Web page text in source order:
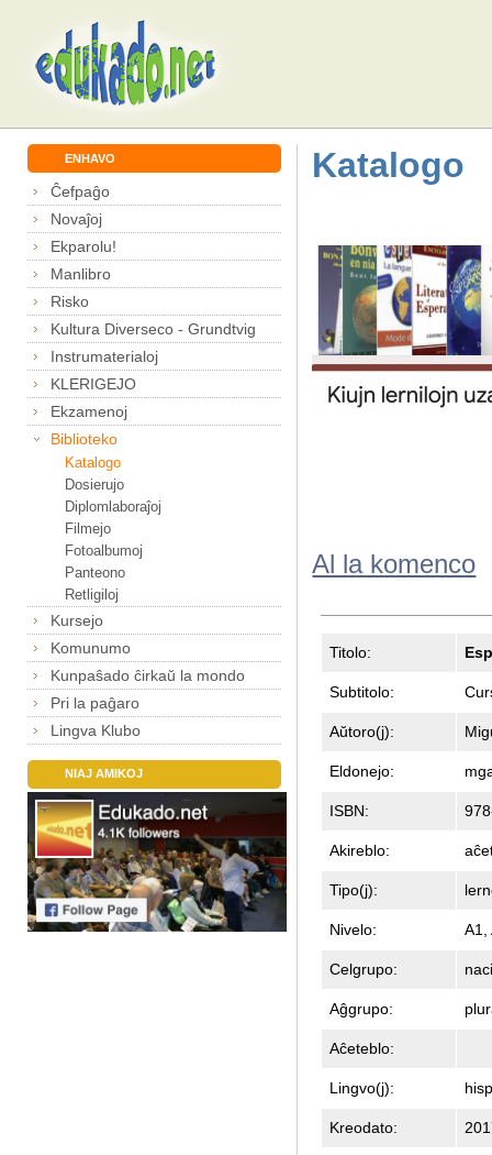
ENHAVO
Ĉefpaĝo
Novaĵoj
Ekparolu!
Manlibro
Risko
Kultura Diverseco - Grundtvig
Instrumaterialoj
KLERIGEJO
Ekzamenoj
Biblioteko
Katalogo
Dosierujo
Diplomlaboraĵoj
Filmejo
Fotoalbumoj
Panteono
Retligiloj
Kursejo
Komunumo
Kunpaŝado ĉirkaŭ la mondo
Pri la paĝaro
Lingva Klubo
NIAJ AMIKOJ
Katalogo
Al la komenco
Titolo:
Subtitolo:
Aŭtoro(j):
Eldonejo:
ISBN:
Akireblo:
Tipo(j):
Nivelo: A1,
Celgrupo:
Aĝgrupo:
Aĉeteblo:
Lingvo(j):
Kreodato: